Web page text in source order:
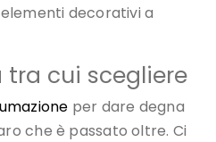
decorativi a
cui scegliere
per dare degna
che è passato oltre. Ci